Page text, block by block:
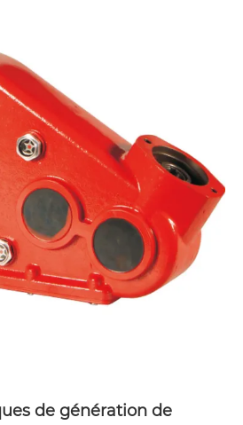
de génération de